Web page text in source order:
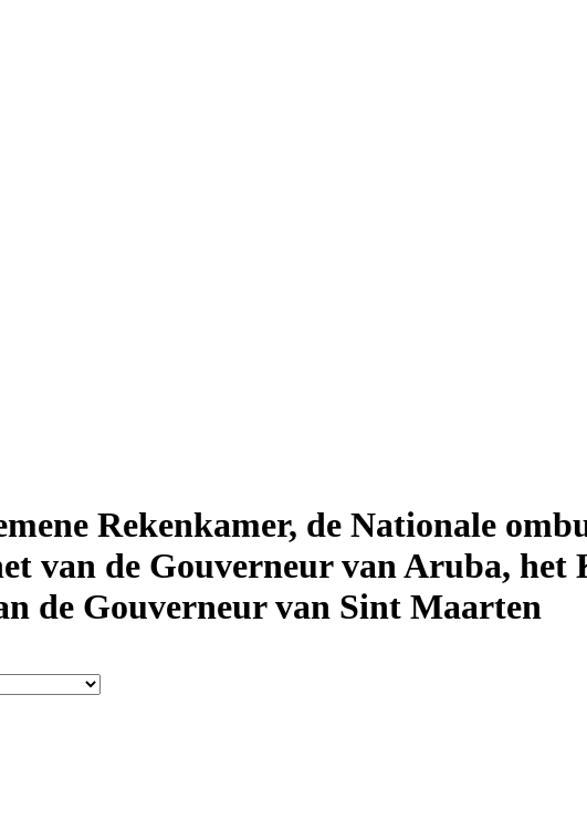
Rekenkamer, de Nationale
van de Gouverneur van Aruba,
de Gouverneur van Sint Maarten